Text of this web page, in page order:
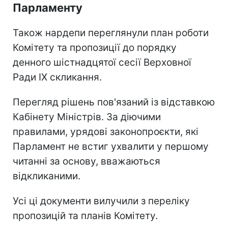
Парламенту
Також нардепи переглянули план роботи
Комітету та пропозиції до порядку
денного шістнадцятої сесії Верховної
Ради IX скликання.
Перегляд рішень пов'язаний із відставкою
Кабінету Міністрів. За діючими
правилами, урядові законопроєкти, які
Парламент не встиг ухвалити у першому
читанні за основу, вважаються
відкликаними.
Усі ці документи вилучили з переліку
пропозицій та планів Комітету.